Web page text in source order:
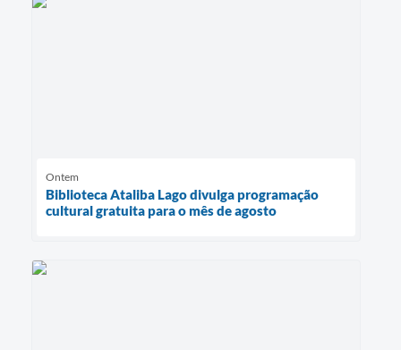
Ontem
Biblioteca Ataliba Lago divulga programação
cultural gratuita para o mês de agosto